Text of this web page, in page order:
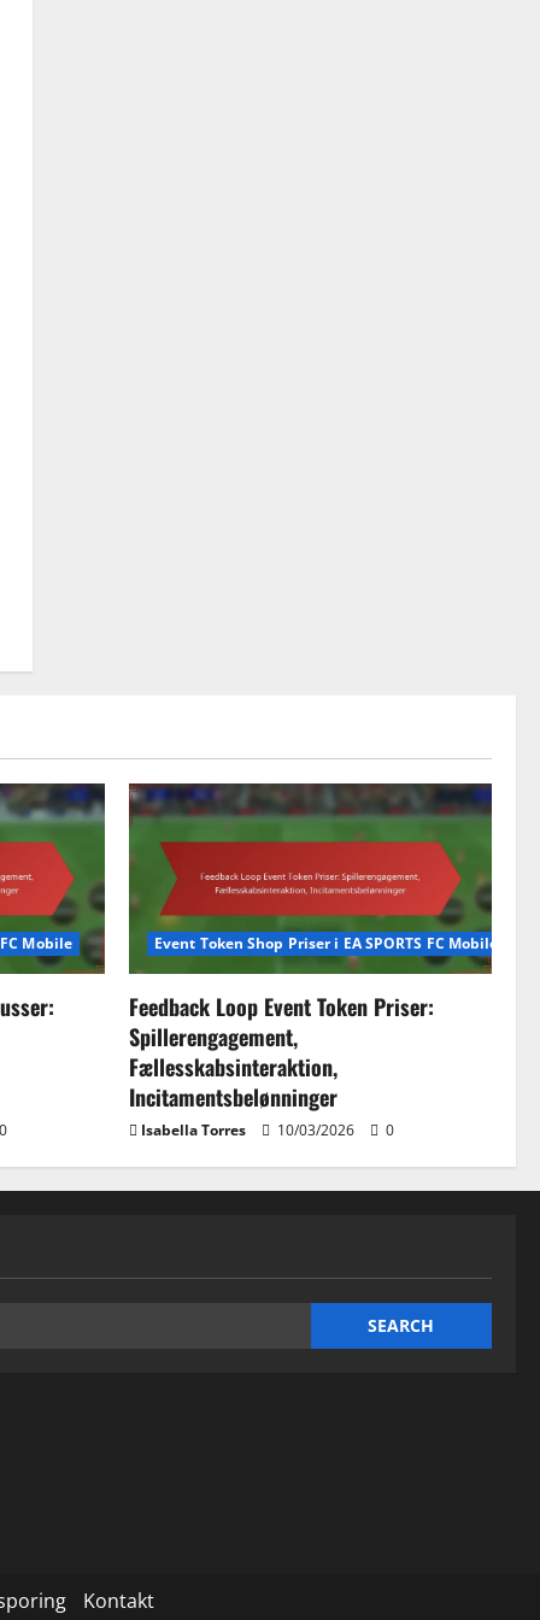
Mobile
0
Event Token Shop Priser i EA SPORTS FC Mobile
Feedback Loop Event Token Priser:
Spillerengagement,
Fællesskabsinteraktion,
Incitamentsbelønninger
Isabella Torres 10/03/2026 0
Kontakt